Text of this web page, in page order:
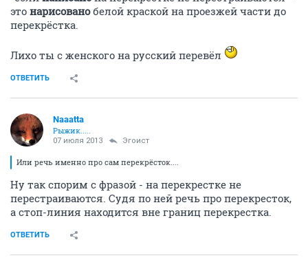
это нарисованобелой краской на проезжей части до
перекрёстка.
Лихо ты с женского на русский перевёл
ОТВЕТИТЬ
Naaatta
Рыжик.....
07 июля 2013 Эгоист
Или речь именно про сам перекрёсток....
Ну так спорим с фразой - на перекрестке не
перестраиваются. Судя по ней речь про перекресток,
а стоп-линия находится вне границ перекрестка.
ОТВЕТИТЬ